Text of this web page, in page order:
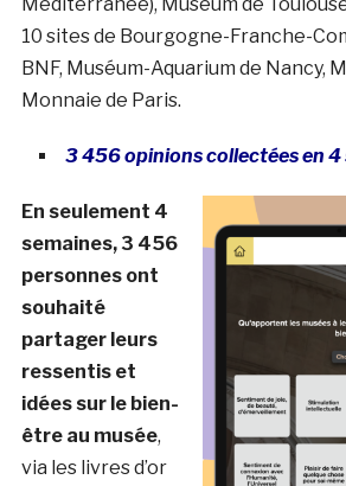
10 sites de Bourgogne-Franche-
BNF, Muséum-Aquarium de Nancy,
Monnaie de Paris.
3 456 opinions collectées en 4
En seulement 4
semaines, 3 456
personnes ont
souhaité
partager leurs
ressentis et
idées sur le bien-
être au musée,
via les livres d’or